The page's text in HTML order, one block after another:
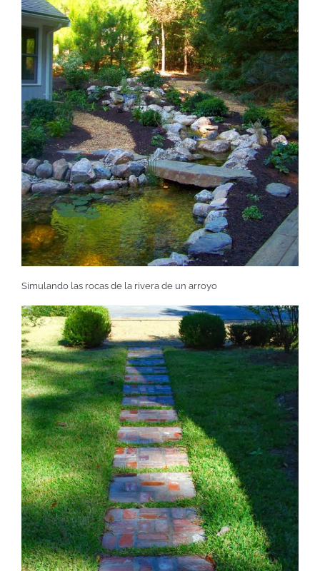
Simulando las rocas de la rivera de un arroyo